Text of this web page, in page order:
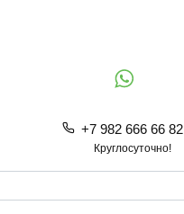
+7 982 666 66 82
Круглосуточно!